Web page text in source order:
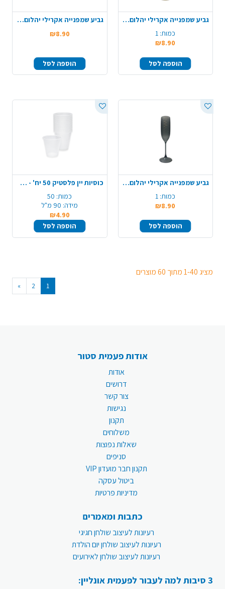
גביע שמפנייה אקרילי יהלום - זהב
כמות: 1
₪8.90
הוספה לסל
גביע שמפנייה אקרילי יהלום - רוז
₪8.90
הוספה לסל
גביע שמפנייה אקרילי יהלום - אפור
כמות: 1
₪8.90
הוספה לסל
כוסיות יין פלסטיק 50 יח' - שקוף
כמות: 50
מידה: 90 מ"ל
₪4.90
הוספה לסל
מציג 1-40 מתוך 60 מוצרים
1
2
»
אודות פעמית סטור
אודות
דרושים
צור קשר
נגישות
תקנון
משלוחים
שאלות נפוצות
סניפים
תקנון חבר מועדון VIP
ביטול עסקה
מדיניות פרטיות
כתבות ומאמרים
רעיונות לעיצוב שולחן חגיגי
רעיונות לעיצוב שולחן יום הולדת
רעיונות לעיצוב שולחן לאירועים
3 סיבות למה לעבור לפעמית אונליין: